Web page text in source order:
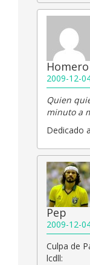
2009-12-
Quien
minuto a
Dedicado
Pep
2009-12-
Culpa de
lcdll: